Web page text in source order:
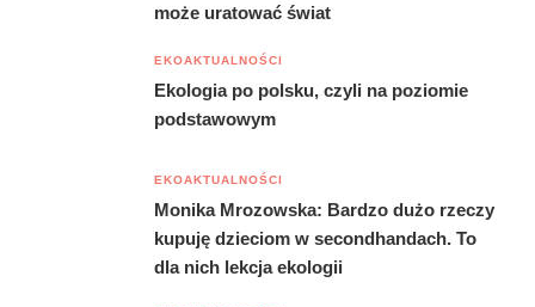
może uratować świat
EKOAKTUALNOŚCI
Ekologia po polsku, czyli na poziomie
podstawowym
EKOAKTUALNOŚCI
Monika Mrozowska: Bardzo dużo rzeczy
kupuję dzieciom w secondhandach. To
dla nich lekcja ekologii